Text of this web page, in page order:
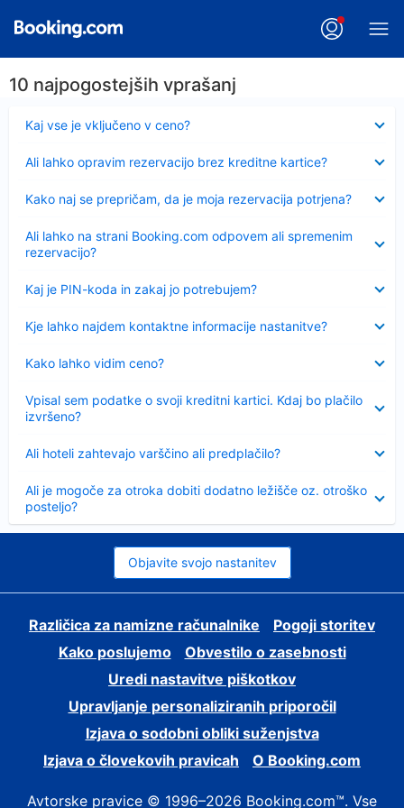
10 najpogostejših vprašanj
Kaj vse je vključeno v ceno?
Ali lahko opravim rezervacijo brez kreditne kartice?
Kako naj se prepričam, da je moja rezervacija potrjena?
Ali lahko na strani Booking.com odpovem ali spremenim
rezervacijo?
Kaj je PIN-koda in zakaj jo potrebujem?
Kje lahko najdem kontaktne informacije nastanitve?
Kako lahko vidim ceno?
Vpisal sem podatke o svoji kreditni kartici. Kdaj bo plačilo
izvršeno?
Ali hoteli zahtevajo varščino ali predplačilo?
Ali je mogoče za otroka dobiti dodatno ležišče oz. otroško
posteljo?
Objavite svojo nastanitev
Različica za namizne računalnike
Pogoji storitev
Kako poslujemo
Obvestilo o zasebnosti
Uredi nastavitve piškotkov
Upravljanje personaliziranih priporočil
Izjava o sodobni obliki suženjstva
Izjava o človekovih pravicah
O Booking.com
Avtorske pravice © 1996–2026 Booking.com™. Vse